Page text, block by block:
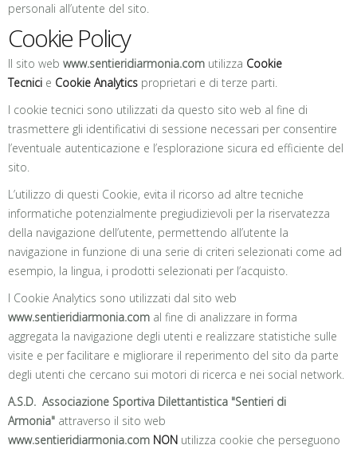
personali all’utente del sito.
Cookie Policy
Il sito web www.sentieridiarmonia.com utilizza Cookie
Tecnici e Cookie Analytics proprietari e di terze parti.
I cookie tecnici sono utilizzati da questo sito web al fine di
trasmettere gli identificativi di sessione necessari per consentire
l’eventuale autenticazione e l’esplorazione sicura ed efficiente del
sito.
L’utilizzo di questi Cookie, evita il ricorso ad altre tecniche
informatiche potenzialmente pregiudizievoli per la riservatezza
della navigazione dell’utente, permettendo all’utente la
navigazione in funzione di una serie di criteri selezionati come ad
esempio, la lingua, i prodotti selezionati per l’acquisto.
I Cookie Analytics sono utilizzati dal sito web
www.sentieridiarmonia.com al fine di analizzare in forma
aggregata la navigazione degli utenti e realizzare statistiche sulle
visite e per facilitare e migliorare il reperimento del sito da parte
degli utenti che cercano sui motori di ricerca e nei social network.
A.S.D. Associazione Sportiva Dilettantistica "Sentieri di
Armonia" attraverso il sito web
www.sentieridiarmonia.com NON utilizza cookie che perseguono